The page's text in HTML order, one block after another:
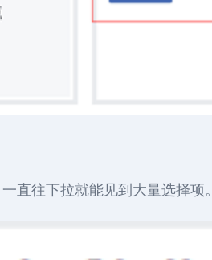
直往下拉就能见到大量选择项。